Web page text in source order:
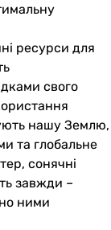
ресурси для
свого
нашу Землю,
та глобальне
сонячні
завжди –
ними